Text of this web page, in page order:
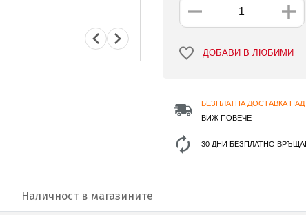
ДОБАВИ В ЛЮБИМИ
БЕЗПЛАТНА ДОСТАВКА НАД
ВИЖ ПОВЕЧЕ
30 ДНИ БЕЗПЛАТНО
Наличност в магазините